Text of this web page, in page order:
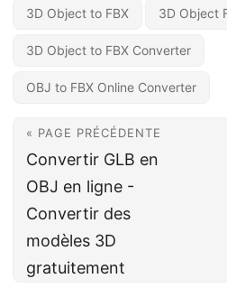
3D Object to FBX 3D Object
3D Object to FBX Converter
OBJ to FBX Online Converter
« PAGE PRÉCÉDENTE
Convertir GLB en
OBJ en ligne -
Convertir des
modèles 3D
gratuitement